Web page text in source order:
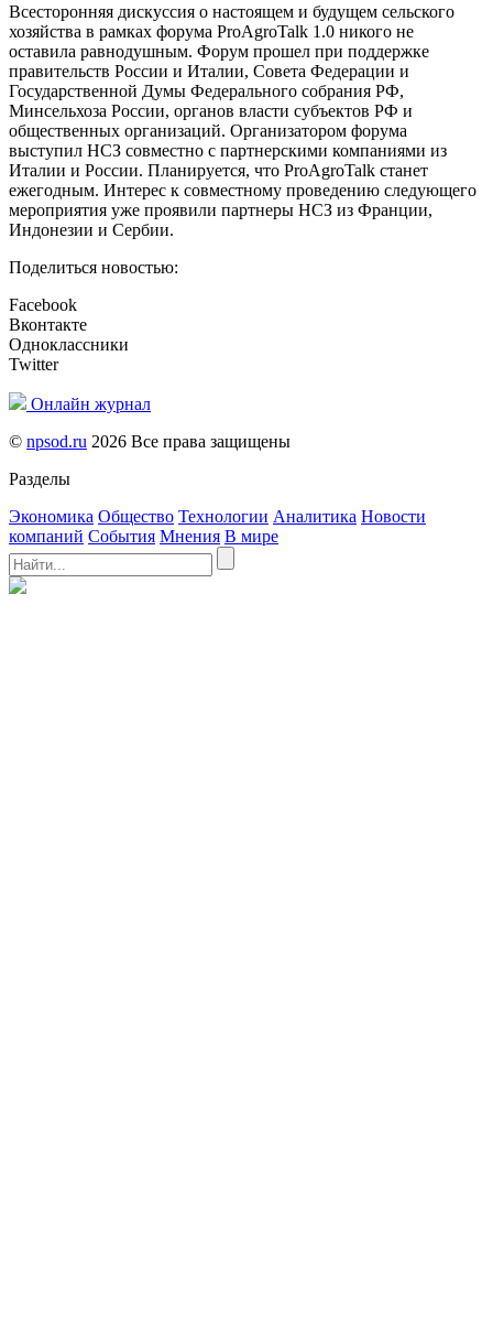
Всесторонняя дискуссия о настоящем и будущем сельского
хозяйства в рамках форума ProAgroTalk 1.0 никого не
оставила равнодушным. Форум прошел при поддержке
правительств России и Италии, Совета Федерации и
Государственной Думы Федерального собрания РФ,
Минсельхоза России, органов власти субъектов РФ и
общественных организаций. Организатором форума
выступил НСЗ совместно с партнерскими компаниями из
Италии и России. Планируется, что ProAgroTalk станет
ежегодным. Интерес к совместному проведению следующего
мероприятия уже проявили партнеры НСЗ из Франции,
Индонезии и Сербии.
Поделиться новостью:
Facebook
Вконтакте
Одноклассники
Twitter
Онлайн журнал
© npsod.ru 2026 Все права защищены
Разделы
Экономика Общество Технологии Аналитика Новости
компаний События Мнения В мире